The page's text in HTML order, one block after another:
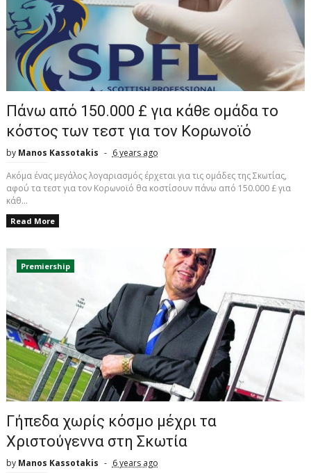
Πάνω από 150.000 £ για κάθε ομάδα το
κόστος των τεστ για τον Κορωνοϊό
by Manos Kassotakis
6 years ago
Ακόμα ένας μεγάλος λογαριασμός έρχεται για τις ομάδες της Σκωτίας,
αφού τα τεστ για τον Κορωνοϊό θα κοστίσουν πάνω από 150.000 £ για
κάθ...
Read More
Premiership
Γήπεδα χωρίς κόσμο μέχρι τα
Χριστούγεννα στη Σκωτία
by Manos Kassotakis
6 years ago